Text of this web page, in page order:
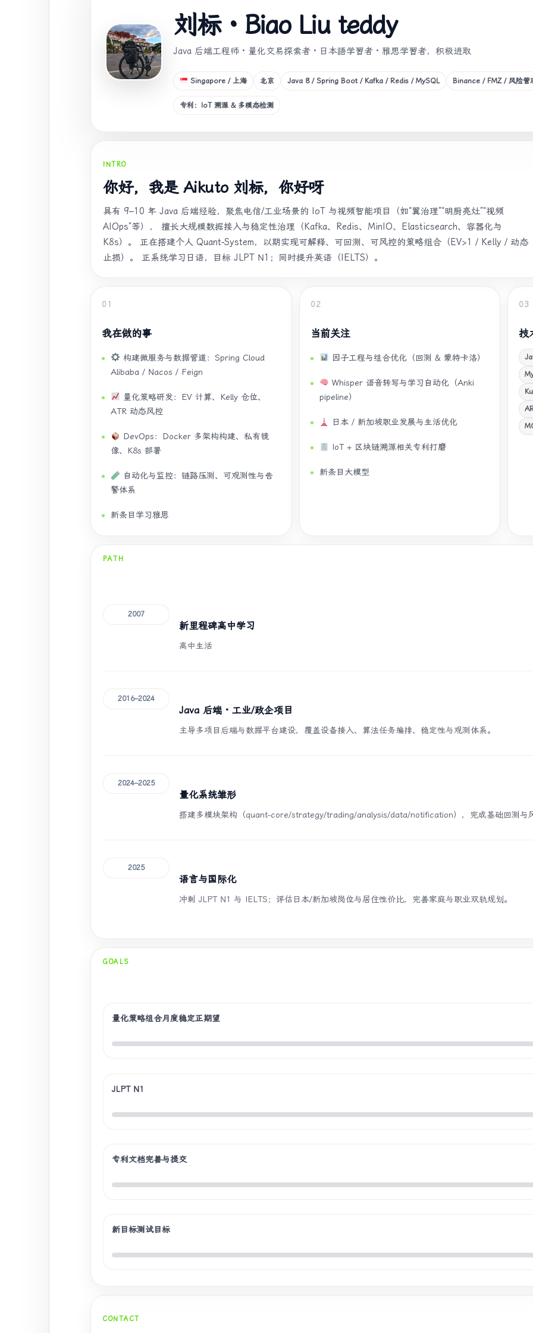
刘标 · Biao Liu teddy
Java 后端工程师 · 量化交易探索者 · 日本語学習者 · 雅思学習者，积极进取
Singapore / 上海 北京 Java 8 / Spring Boot / Kafka / Redis / MySQL Binance / FMZ / 风险管
专利：IoT 溯源 & 多模态检测
INTRO
你好，我是 Aikuto 刘标，你好呀
具有 9–10 年 Java 后端经验，聚焦电信/工业场景的 IoT 与视频智能项目（如“翼治理”“明厨亮灶”“视频
AIOps”等）， 擅长大规模数据接入与稳定性治理（Kafka、Redis、MinIO、Elasticsearch、容器化与
K8s）。 正在搭建个人 Quant-System，以期实现可解释、可回测、可风控的策略组合（EV>1 / Kelly / 动态
止损）。 正系统学习日语，目标 JLPT N1；同时提升英语（IELTS）。
01
我在做的事
构建微服务与数据管道：Spring Cloud
Alibaba / Nacos / Feign
量化策略研发：EV 计算、Kelly 仓位、
ATR 动态风控
DevOps：Docker 多架构构建、私有镜
像、K8s 部署
自动化与监控：链路压测、可观测性与告
警体系
新条目学习雅思
02
当前关注
因子工程与组合优化（回测 & 蒙特卡洛）
Whisper 语音转写与学习自动化（Anki
pipeline）
日本 / 新加坡职业发展与生活优化
IoT + 区块链溯源相关专利打磨
新条目大模型
03
技
PATH
2007
新里程碑高中学习
高中生活
2016–2024
Java 后端 · 工业/政企项目
主导多项目后端与数据平台建设，覆盖设备接入、算法任务编排、稳定性与观测体系。
2024–2025
量化系统雏形
搭建多模块架构（quant-core/strategy/trading/analysis/data/notification），完成基础回测与
2025
语言与国际化
冲刺 JLPT N1 与 IELTS；评估日本/新加坡岗位与居住性价比，完善家庭与职业双轨规划。
GOALS
量化策略组合月度稳定正期望
JLPT N1
专利文档完善与提交
新目标测试目标
CONTACT